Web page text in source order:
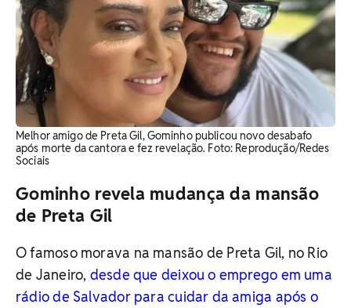
Melhor amigo de Preta Gil, Gominho publicou novo desabafo
após morte da cantora e fez revelação. Foto: Reprodução/Redes
Sociais
Gominho revela mudança da mansão
de Preta Gil
O famoso morava na mansão de Preta Gil, no Rio
de Janeiro, desde que deixou o emprego em uma
rádio de Salvador para cuidar da amiga após o